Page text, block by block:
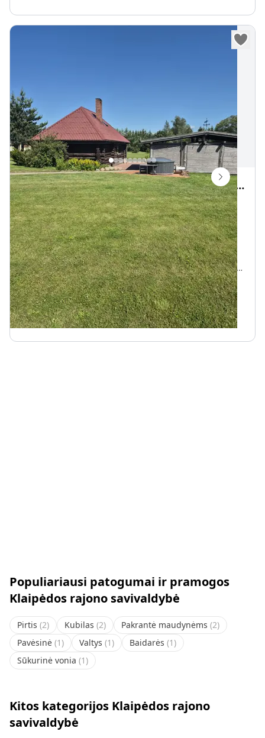
Sodybos-Pirties nuoma. Galima su kubilu bei nakvynę
Dauparai, Klaipėdos r. sav., Lietuva
Vietų iki10
890 m iki Jonušai centro
„"Pirtis Ant Kranto" Sodyba, kubilas, tvenkinys, krepšinio
aikštelė, šašlykinė, lauko pečius, pavėsinė, sūpynės, vaikų
žaidimų aikštelė, 50a. teritorija.
Pakrantė maudynėms Kubilas Pirtis
Nuo 200€ parai
Populiariausi patogumai ir pramogos
Klaipėdos rajono savivaldybė
Pirtis (2) Kubilas (2) Pakrantė maudynėms (2)
Pavėsinė (1) Valtys (1) Baidarės (1)
Sūkurinė vonia (1)
Kitos kategorijos Klaipėdos rajono
savivaldybė